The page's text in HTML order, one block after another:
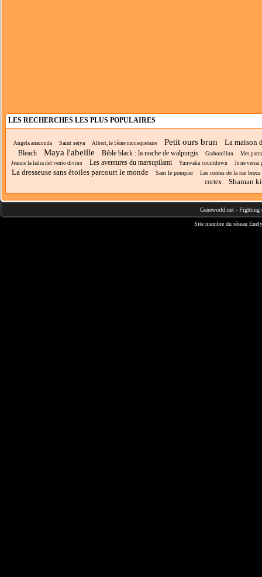
LES RECHERCHES LES PLUS POPULAIRES
Angela anaconda Saint seiya Albert, le 5ème mousquetaire Petit ours brun La maison
Bleach Maya l'abeille Bible black : la noche de walpurgis Grabouillon
Mes
Jeanne la ladra del vento divino
Les aventures du marsupilami Yuuwaku countdown Je ne verrai
La dresseuse sans étoiles parcourt le monde Sam le pompier Les contes de la rue broca
cortex Shaman
Geneworld.net - Fighting
Site membre du réseau